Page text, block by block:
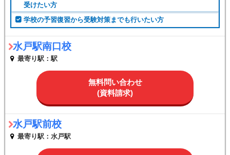
受けたい方
学校の予習復習から受験対策までも行いたい方
水戸駅南口校
最寄り駅：駅
無料問い合わせ
(資料請求)
水戸駅前校
最寄り駅：水戸駅